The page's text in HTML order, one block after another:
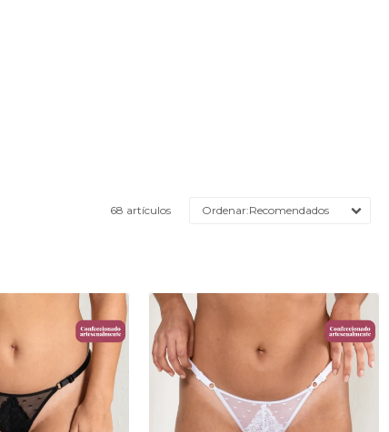
68 artículos Recomendados